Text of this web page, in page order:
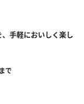
手軽においしく楽し
で